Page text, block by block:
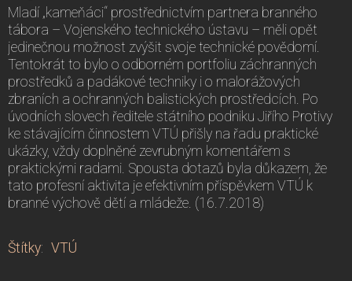
Mladí „kameňáci“ prostřednictvím partnera branného
tábora – Vojenského technického ústavu – měli opět
jedinečnou možnost zvýšit svoje technické povědomí.
Tentokrát to bylo o odborném portfoliu záchranných
prostředků a padákové techniky i o malorážových
zbraních a ochranných balistických prostředcích. Po
úvodních slovech ředitele státního podniku Jiřího Protivy
ke stávajícím činnostem VTÚ přišly na řadu praktické
ukázky, vždy doplněné zevrubným komentářem s
praktickými radami. Spousta dotazů byla důkazem, že
tato profesní aktivita je efektivním příspěvkem VTÚ k
branné výchově dětí a mládeže. (16.7.2018)
Štítky: VTÚ